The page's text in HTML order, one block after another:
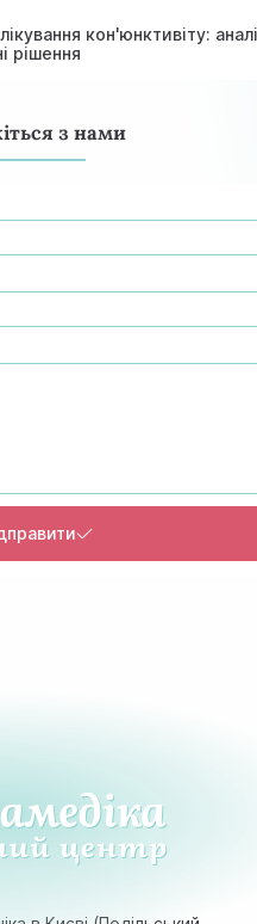
кон'юнктивіту:
рішення
з нами